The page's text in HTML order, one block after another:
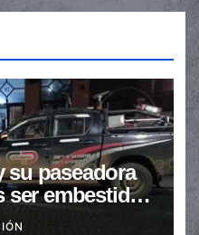
su paseadora
ser embestidas